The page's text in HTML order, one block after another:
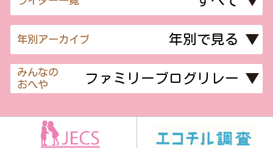
年別アーカイブ
みんなの
おへや